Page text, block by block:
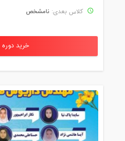
کلاس بعدی: نامشخص
خرید دوره